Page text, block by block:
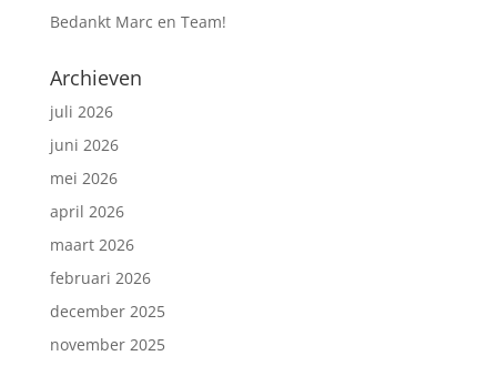
Bedankt Marc en Team!
Archieven
juli 2026
juni 2026
mei 2026
april 2026
maart 2026
februari 2026
december 2025
november 2025